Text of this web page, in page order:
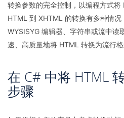
转换参数的完全控制，以编程方式将
HTML 到 XHTML 的转换有多种情况
WYSISYG 编辑器、字符串或流中读
速、高质量地将 HTML 转换为流行格
在 C# 中将 HTML
步骤